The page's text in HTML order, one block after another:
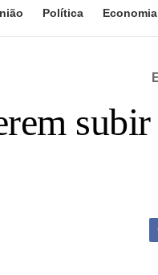
Política Economia